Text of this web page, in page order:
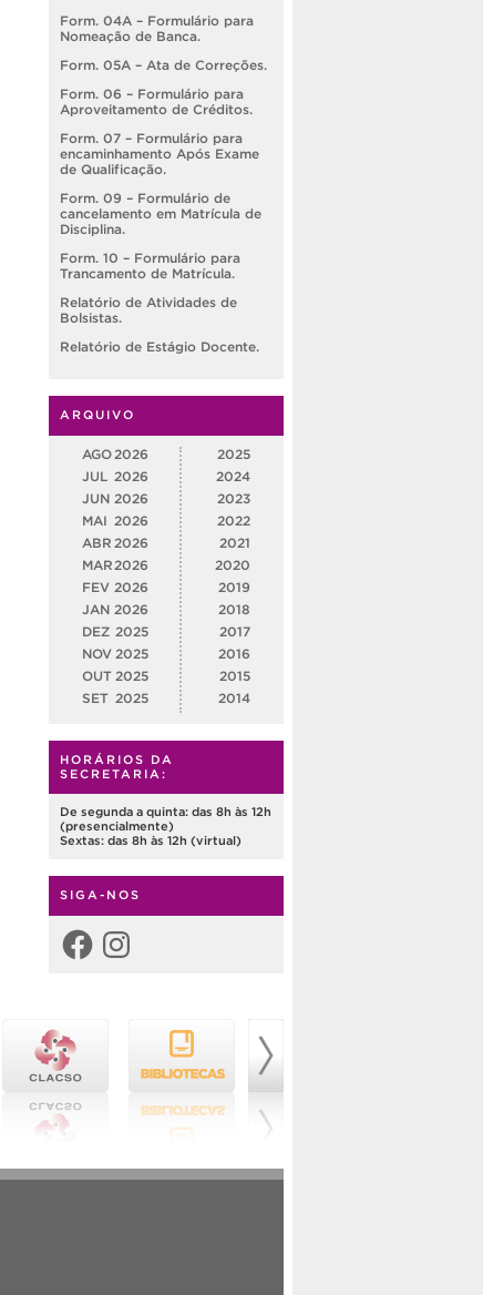
Form. 04A – Formulário para
Nomeação de Banca.
Form. 05A – Ata de Correções.
Form. 06 – Formulário para
Aproveitamento de Créditos.
Form. 07 – Formulário para
encaminhamento Após Exame
de Qualificação.
Form. 09 – Formulário de
cancelamento em Matrícula de
Disciplina.
Form. 10 – Formulário para
Trancamento de Matrícula.
Relatório de Atividades de
Bolsistas.
Relatório de Estágio Docente.
ARQUIVO
AGO 2026
JUL 2026
JUN 2026
MAI
2026
ABR 2026
MAR 2026
FEV 2026
JAN 2026
DEZ 2025
NOV 2025
OUT 2025
SET 2025
2025
2024
2023
2022
2021
2020
2019
2018
2017
2016
2015
2014
HORÁRIOS DA
SECRETARIA:
De segunda a quinta: das 8h às 12h
(presencialmente)
Sextas: das 8h às 12h (virtual)
SIGA-NOS
FacebookInstagram